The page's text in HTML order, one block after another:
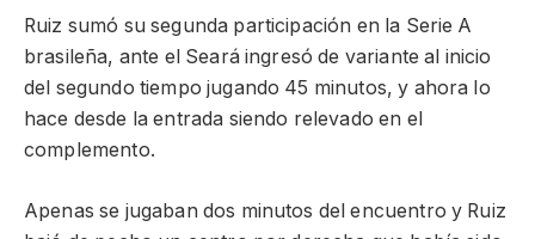
Ruiz sumó su segunda participación en la Serie A
brasileña, ante el Seará ingresó de variante al inicio
del segundo tiempo jugando 45 minutos, y ahora lo
hace desde la entrada siendo relevado en el
complemento.
Apenas se jugaban dos minutos del encuentro y Ruiz